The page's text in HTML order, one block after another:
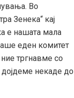
Во
Зенека“ кај
е нашата мала
еден комитет
тргнавме со
дојдеме некаде до